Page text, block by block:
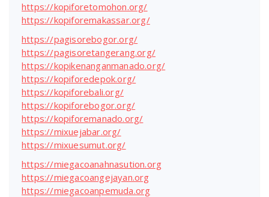
https://kopiforetomohon.org/
https://kopiforemakassar.org/
https://pagisorebogor.org/
https://pagisoretangerang.org/
https://kopikenanganmanado.org/
https://kopiforedepok.org/
https://kopiforebali.org/
https://kopiforebogor.org/
https://kopiforemanado.org/
https://mixuejabar.org/
https://mixuesumut.org/
https://miegacoanahnasution.org
https://miegacoangejayan.org
https://miegacoanpemuda.org